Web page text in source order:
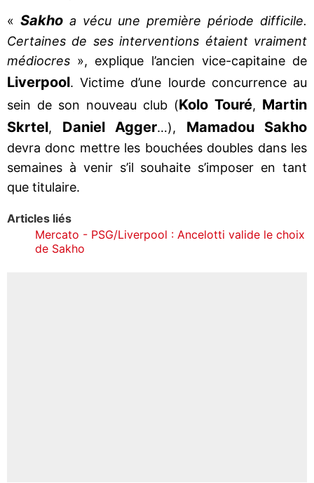
« Sakho a vécu une première période difficile.
Certaines de ses interventions étaient vraiment
médiocres », explique l’ancien vice-capitaine de
Liverpool. Victime d’une lourde concurrence au
sein de son nouveau club (Kolo Touré, Martin
Skrtel, Daniel Agger…), Mamadou Sakho
devra donc mettre les bouchées doubles dans les
semaines à venir s’il souhaite s’imposer en tant
que titulaire.
Articles liés
Mercato - PSG/Liverpool : Ancelotti valide le choix
de Sakho